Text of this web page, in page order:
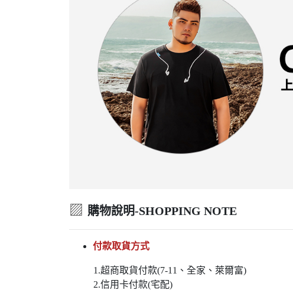
▨ 購物說明-SHOPPING NOTE
付款取貨方式
1.超商取貨付款(7-11、全家、萊爾富)
2.信用卡付款(宅配)